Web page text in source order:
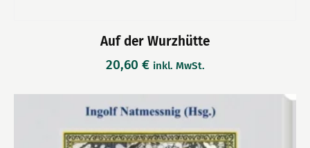
Auf der Wurzhütte
20,60 € inkl. MwSt.